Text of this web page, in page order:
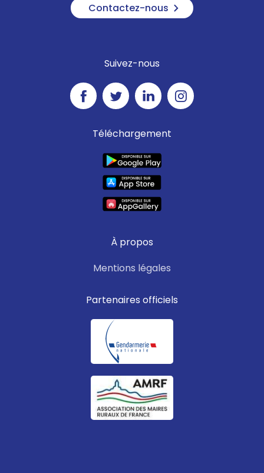
Contactez-nous
Suivez-nous
Téléchargement
À propos
Mentions légales
Partenaires officiels